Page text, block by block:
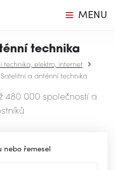
MENU
technika
technika, elektro, internet
Satelitní a anténní technika
480 000 společností a
nebo řemesel